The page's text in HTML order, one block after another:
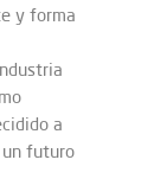
y forma
a
futuro